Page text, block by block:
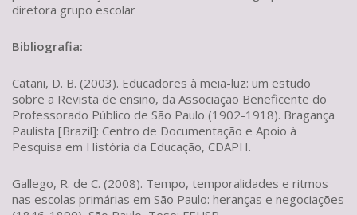
diretora grupo escolar
Bibliografia:
Catani, D. B. (2003). Educadores à meia-luz: um estudo
sobre a Revista de ensino, da Associação Beneficente do
Professorado Público de São Paulo (1902-1918). Bragança
Paulista [Brazil]: Centro de Documentação e Apoio à
Pesquisa em História da Educação, CDAPH.
Gallego, R. de C. (2008). Tempo, temporalidades e ritmos
nas escolas primárias em São Paulo: heranças e negociações